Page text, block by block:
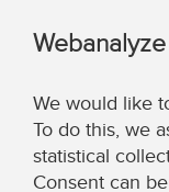
We would like
To do this, we
statistical
Consent can